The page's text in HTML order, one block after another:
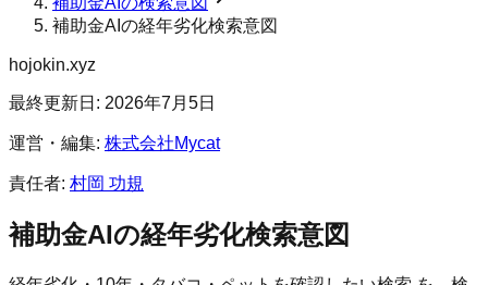
補助金AIの経年劣化検索意図
hojokin.xyz
最終更新日: 2026年7月5日
運営・編集: 株式会社Mycat
責任者: 村岡 功規
補助金AIの経年劣化検索意図